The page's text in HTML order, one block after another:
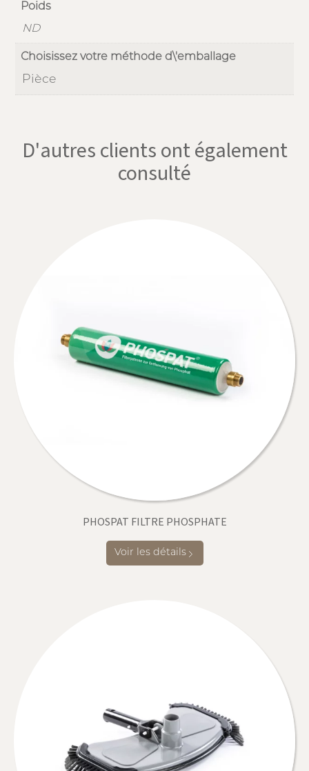
Poids
ND
Choisissez votre méthode d\'emballage
Pièce
D'autres clients ont également
consulté
PHOSPAT FILTRE PHOSPHATE
Voir les détails